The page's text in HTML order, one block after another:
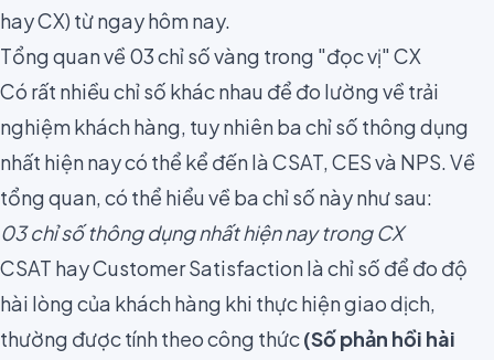
hay CX) từ ngay hôm nay.
Tổng quan về 03 chỉ số vàng trong "đọc vị" CX
Có rất nhiều chỉ số khác nhau để đo lường về trải
nghiệm khách hàng, tuy nhiên ba chỉ số thông dụng
nhất hiện nay có thể kể đến là CSAT, CES và NPS. Về
tổng quan, có thể hiểu về ba chỉ số này như sau:
03 chỉ số thông dụng nhất hiện nay trong CX
CSAT hay Customer Satisfactionlà chỉ số để đo độ
hài lòng của khách hàng khi thực hiện giao dịch,
thường được tính theo công thức(Số phản hồi hài